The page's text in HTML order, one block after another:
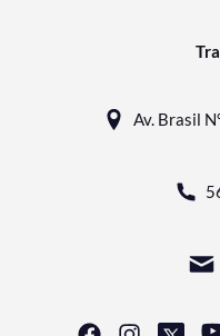
Av. Brasil